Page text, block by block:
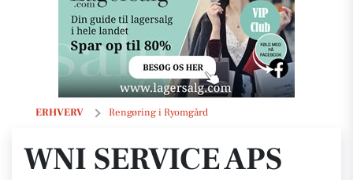
ERHVERV Rengøring i Ryomgård
WNI service ApS
WNI SERVICE APS